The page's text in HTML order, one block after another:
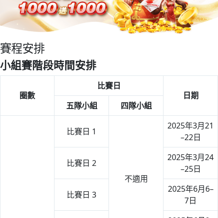
賽程安排
小組賽階段時間安排
圈數
比賽日
日期
五隊小組
四隊小組
比賽日 1
不適用
2025年3月21
–22日
比賽日 2
2025年3月24
–25日
比賽日 3
2025年6月6–
7日